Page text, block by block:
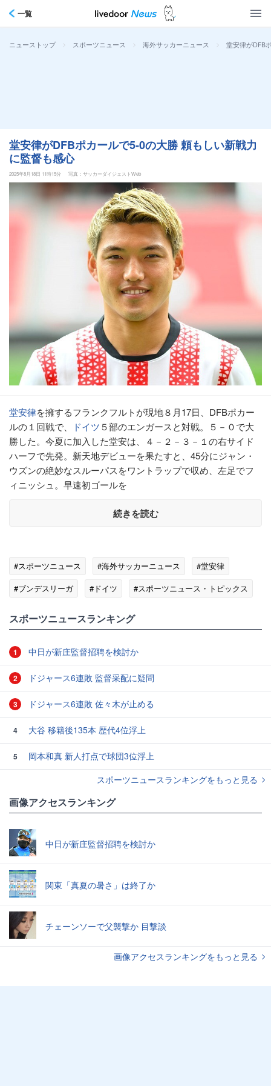
一覧
ニューストップ > スポーツニュース > 海外サッカーニュース > 堂安律がDFB
堂安律がDFBポカールで5-0の大勝 頼もしい新戦力
に監督も感心
2025年8月18日 11時15分 写真：サッカーダイジェストWeb
堂安律を擁するフランクフルトが現地８月17日、DFBポカー
ルの１回戦で、
ドイツ ５部のエンガースと対戦。５－０で大
勝した。今夏に加入した堂安は、４－２－３－１の右サイド
ハーフで先発。新天地デビューを果たすと、45分にジャン・
ウズンの絶妙なスルーパスをワントラップで収め、左足でフ
ィニッシュ。早速初ゴールを
続きを読む
#スポーツニュース #海外サッカーニュース
#堂安律
#ブンデスリーガ
#ドイツ #スポーツニュース・トピックス
スポーツニュースランキング
1 中日が新庄監督招聘を検討か
2 ドジャース6連敗 監督采配に疑問
3 ドジャース6連敗 佐々木が止める
4 大谷 移籍後135本 歴代4位浮上
5
岡本和真 新人打点で球団3位浮上
スポーツニュースランキングをもっと見る
画像アクセスランキング
中日が新庄監督招聘を検討か
関東「真夏の暑さ」は終了か
チェーンソーで父襲撃か 目撃談
画像アクセスランキングをもっと見る